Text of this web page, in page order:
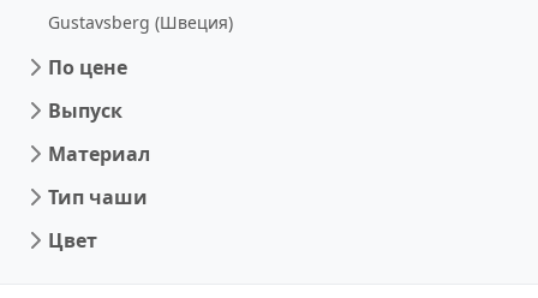
Gustavsberg (Швеция)
По цене
Выпуск
Материал
Тип чаши
Цвет